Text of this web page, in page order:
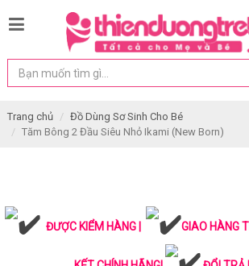
Trang chủ
Đồ Dùng Sơ Sinh Cho Bé
Tăm Bông 2 Đầu Siêu Nhỏ Ikami (New Born)
ĐƯỢC KIỂM HÀNG | GIAO HÀNG